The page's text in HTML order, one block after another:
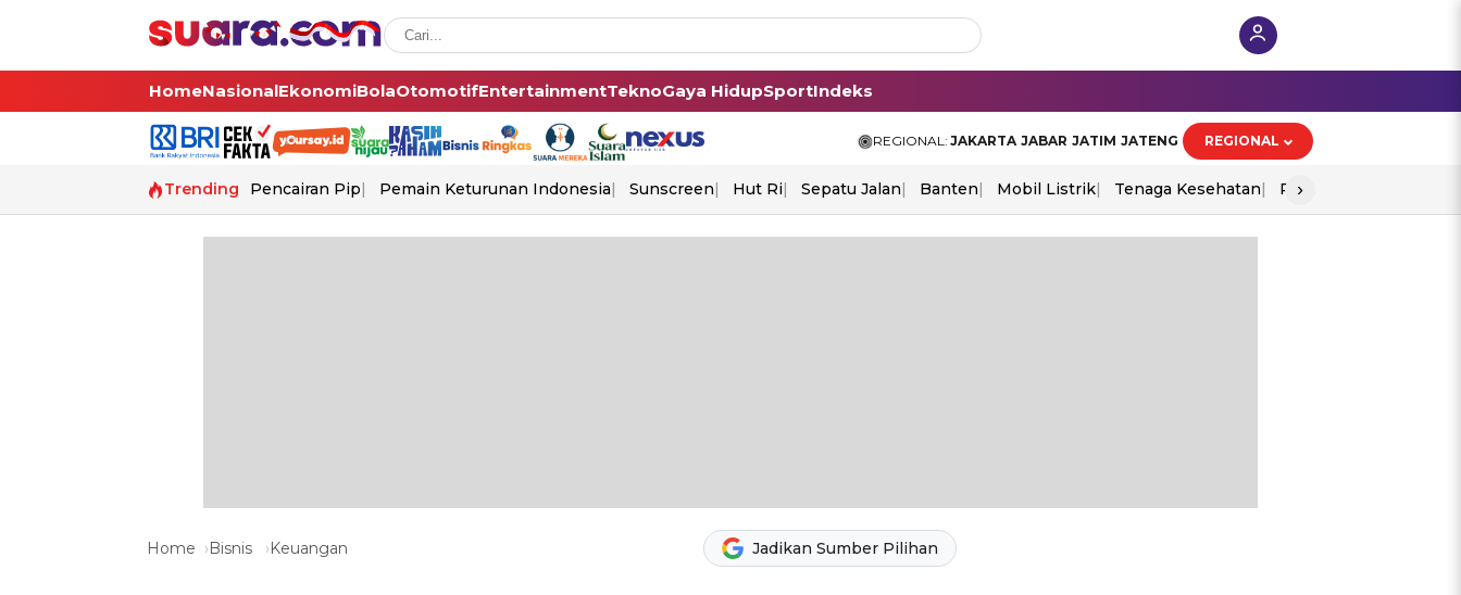
HomeNasionalEkonomiBolaOtomotifEntertainmentTeknoGaya HidupSportIndeks
REGIONAL: JAKARTA JABAR JATIM JATENG REGIONAL
Trending Pencairan Pip Pemain Keturunan Indonesia Sunscreen Hut Ri Sepatu Jalan Banten Mobil Listrik Tenaga Kesehatan Perang As-Iran
›
Home Bisnis Keuangan Jadikan Sumber Pilihan